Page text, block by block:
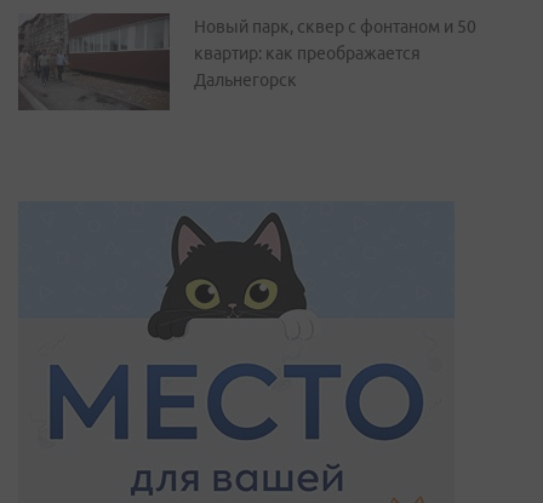
Новый парк, сквер с фонтаном и 50
квартир: как преображается
Дальнегорск